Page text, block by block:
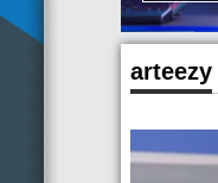
arteezy